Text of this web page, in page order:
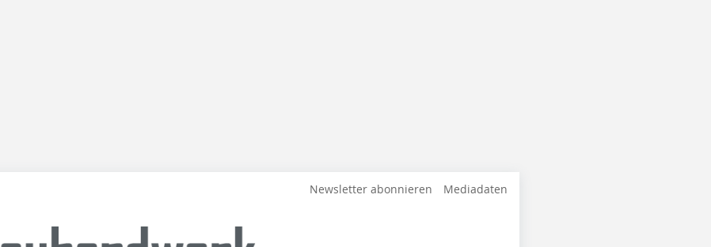
Newsletter abonnieren Mediadaten